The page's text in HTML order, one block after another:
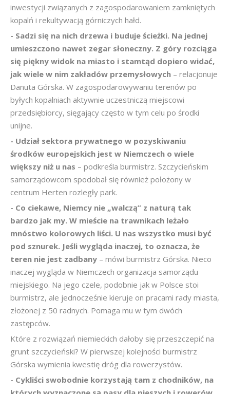
inwestycji związanych z zagospodarowaniem zamkniętych
kopalń i rekultywacją górniczych hałd.
- Sadzi się na nich drzewa i buduje ścieżki. Na jednej
umieszczono nawet zegar słoneczny. Z góry rozciąga
się piękny widok na miasto i stamtąd dopiero widać,
jak wiele w nim zakładów przemysłowych – relacjonuje
Danuta Górska. W zagospodarowywaniu terenów po
byłych kopalniach aktywnie uczestniczą miejscowi
przedsiębiorcy, sięgający często w tym celu po środki
unijne.
- Udział sektora prywatnego w pozyskiwaniu
środków europejskich jest w Niemczech o wiele
większy niż u nas – podkreśla burmistrz. Szczycieńskim
samorządowcom spodobał się również położony w
centrum Herten rozległy park.
- Co ciekawe, Niemcy nie „walczą” z naturą tak
bardzo jak my. W mieście na trawnikach leżało
mnóstwo kolorowych liści. U nas wszystko musi być
pod sznurek. Jeśli wygląda inaczej, to oznacza, że
teren nie jest zadbany – mówi burmistrz Górska. Nieco
inaczej wygląda w Niemczech organizacja samorządu
miejskiego. Na jego czele, podobnie jak w Polsce stoi
burmistrz, ale jednocześnie kieruje on pracami rady miasta,
złożonej z 50 radnych. Pomaga mu w tym dwóch
zastępców.
Które z rozwiązań niemieckich dałoby się przeszczepić na
grunt szczycieński? W pierwszej kolejności burmistrz
Górska wymienia kwestię dróg dla rowerzystów.
- Cykliści swobodnie korzystają tam z chodników, na